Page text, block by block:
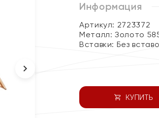
Информация
Артикул: 2723372
Металл:Золото
Вставки: Без
КУПИТЬ